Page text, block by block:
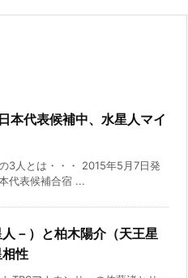
本代表候補中、水星人マイ
3人とは・・・ 2015年5月7日発
代表候補合宿 ...
－）と柏木陽介（天王星
性